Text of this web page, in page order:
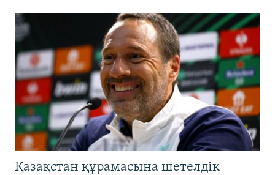
Қазақстан құрамасына шетелдік